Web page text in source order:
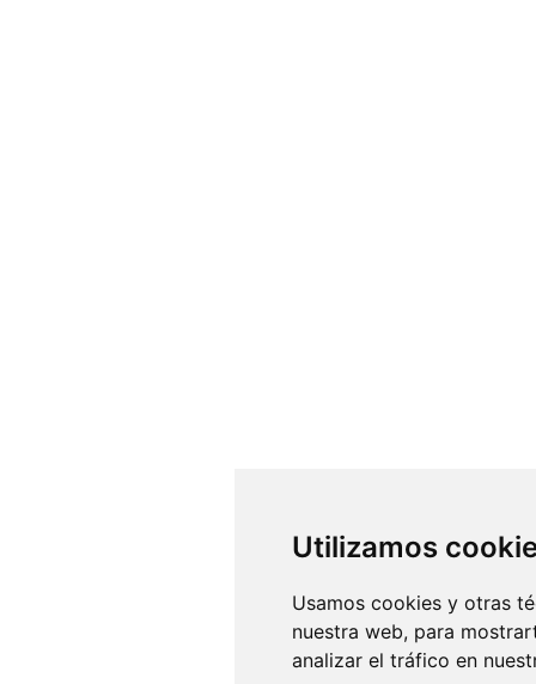
Utilizamos
Usamos cookies y otras
nuestra web, para
analizar el tráfico en